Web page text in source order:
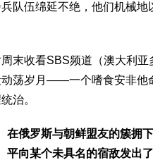
队伍绵延不绝，他们机械地
末收看SBS频道（澳大利亚
荡岁月——一个嗜食安非他
治。
在俄罗斯与朝鲜盟友的簇拥
平向某个未具名的宿敌发出了